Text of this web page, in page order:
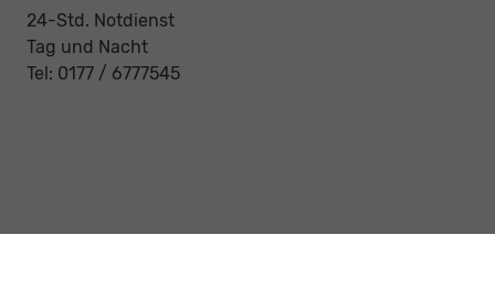
24-Std. Notdienst
Tag und Nacht
Tel: 0177 / 6777545